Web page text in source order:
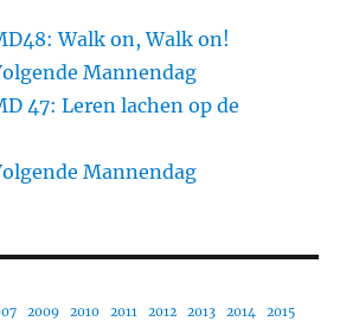
Walk on, Walk on!
Mannendag
47: Leren lachen op de
Mannendag
2009 2010 2011 2012 2013 2014 2015